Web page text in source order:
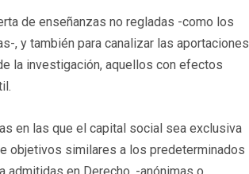
de enseñanzas no regladas -como los
, y también para canalizar las aportaciones
la investigación, aquellos con efectos
en las que el capital social sea exclusiva
objetivos similares a los predeterminados